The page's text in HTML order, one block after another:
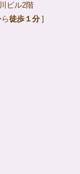
ビル2階
徒歩１分]